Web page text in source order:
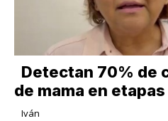
Detectan 70% de
de mama en
Iván